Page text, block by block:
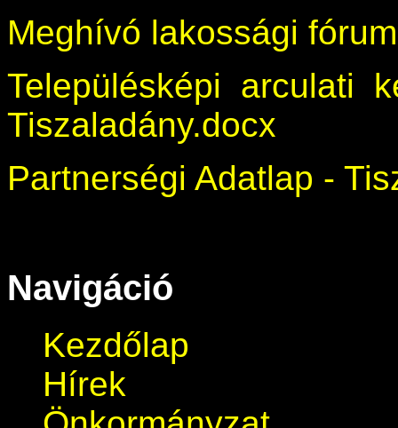
Meghívó lakossági
Településképi arculati
Tiszaladány.docx
Partnerségi Adatlap -
Navigáció
Kezdőlap
Hírek